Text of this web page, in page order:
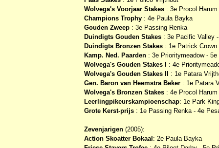
Wolvega's Voorjaar Stakes : 3e Procol
Champions Trophy : 4e Paula Bayka
Gouden Zweep : 3e Passing Renka
Duindigts Gouden Stakes : 3e Pacific Valley
Duindigts Bronzen Stakes : 1e Patrick
Kamp. Ned. Paarden : 3e Prioritymeadow -
Wolvega's Gouden Stakes I : 4e
Wolvega's Gouden Stakes II
: 1e Patara
Gen. Baron van Heemstra Beker : 1e Patara
Wolvega's Bronzen Stakes : 4e Procol Harum
Leerlingpikeurskampioenschap: 1e Park
Grote Kerst-prijs : 1e Passing Renka - 4e
Zevenjarigen (2005):
Action Skoatter Bokaal : 2e Paula Bayka